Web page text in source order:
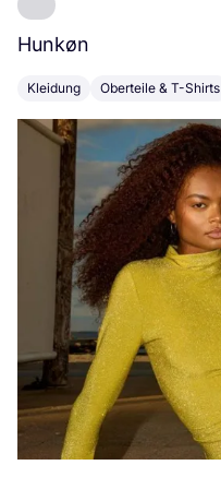
Hunkøn
Kleidung Oberteile & T-Shirts